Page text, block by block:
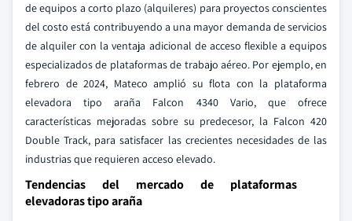
de equipos a corto plazo (alquileres) para proyectos conscientes
del costo está contribuyendo a una mayor demanda de servicios
de alquiler con la ventaja adicional de acceso flexible a equipos
especializados de plataformas de trabajo aéreo. Por ejemplo, en
febrero de 2024, Mateco amplió su flota con la plataforma
elevadora tipo araña Falcon 4340 Vario, que ofrece
características mejoradas sobre su predecesor, la Falcon 420
Double Track, para satisfacer las crecientes necesidades de las
industrias que requieren acceso elevado.
Tendencias del mercado de plataformas
elevadoras tipo araña